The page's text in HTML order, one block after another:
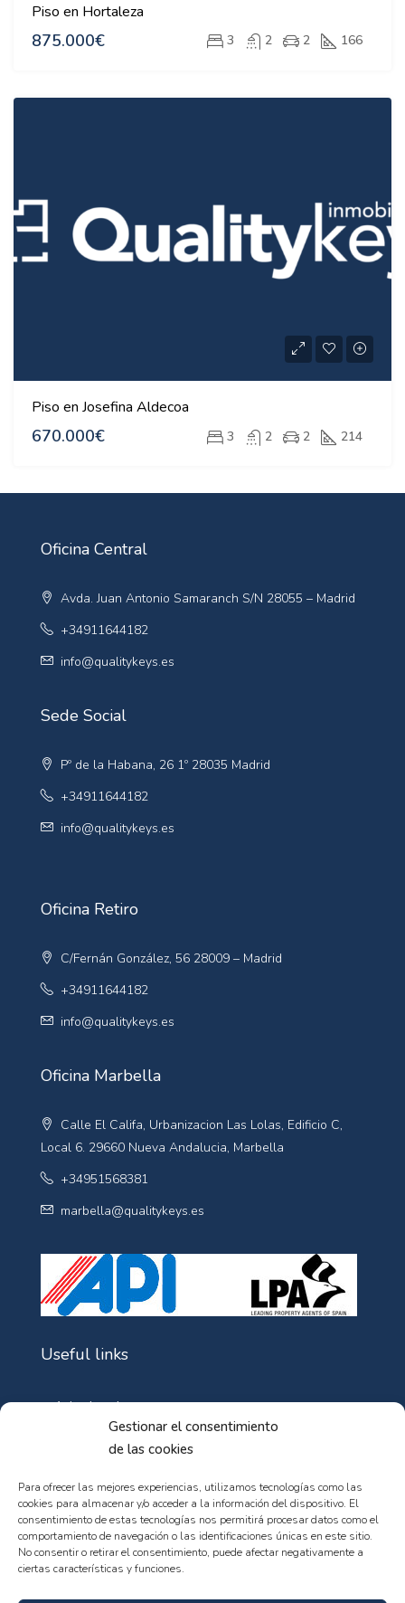
Gestionar el consentimiento
de las cookies
Para ofrecer las mejores experiencias, utilizamos tecnologías como las
cookies para almacenar y/o acceder a la información del dispositivo. El
consentimiento de estas tecnologías nos permitirá procesar datos como el
comportamiento de navegación o las identificaciones únicas en este sitio.
No consentir o retirar el consentimiento, puede afectar negativamente a
ciertas características y funciones.
Piso en Hortaleza
875.000€ 3 2 2 166
Piso en Josefina Aldecoa
670.000€ 3 2 2 214
Oficina Central
Avda. Juan Antonio Samaranch S/N 28055 – Madrid
+34911644182
info@qualitykeys.es
Sede Social
Pº de la Habana, 26 1º 28035 Madrid
+34911644182
info@qualitykeys.es
Oficina Retiro
C/Fernán González, 56 28009 – Madrid
+34911644182
info@qualitykeys.es
Oficina Marbella
Calle El Califa, Urbanizacion Las Lolas, Edificio C,
Local 6. 29660 Nueva Andalucia, Marbella
+34951568381
marbella@qualitykeys.es
Useful links
Aviso Legal
Política de Cookies